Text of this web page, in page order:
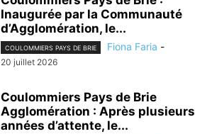
Inaugurée par la Communauté
d’Agglomération, le...
COULOMMIERS PAYS DE BRIE Fiona Faria -
20 juillet 2026
Coulommiers Pays de Brie
Agglomération : Après plusieurs
années d’attente, le...